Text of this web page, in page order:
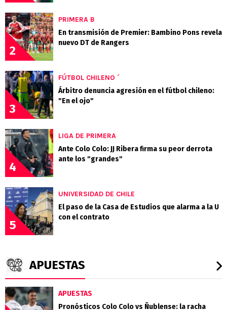
2
PRIMERA B
En transmisión de Premier: Bambino Pons revela
nuevo DT de Rangers
3
FÚTBOL CHILENO ´
Árbitro denuncia agresión en el fútbol chileno:
"En el ojo"
4
LIGA DE PRIMERA
Ante Colo Colo: JJ Ribera firma su peor derrota
ante los "grandes"
5
UNIVERSIDAD DE CHILE
El paso de la Casa de Estudios que alarma a la U
con el contrato
APUESTAS
APUESTAS
Pronósticos Colo Colo vs Ñublense: la racha